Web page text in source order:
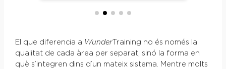
El que diferencia a WunderTraining no és només la
qualitat de cada àrea per separat, sinó la forma en
què s’integren dins d’un mateix sistema. Mentre molts